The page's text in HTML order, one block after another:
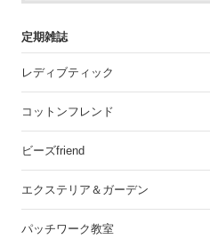
定期雑誌
レディブティック
コットンフレンド
ビーズfriend
エクステリア＆ガーデン
パッチワーク教室